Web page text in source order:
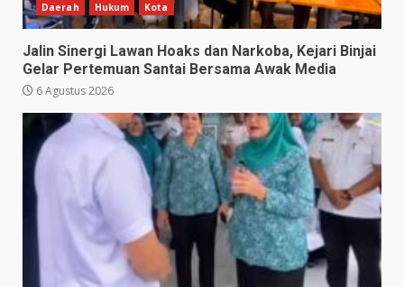
Daerah Hukum Kota
Jalin Sinergi Lawan Hoaks dan Narkoba, Kejari Binjai
Gelar Pertemuan Santai Bersama Awak Media
6 Agustus 2026